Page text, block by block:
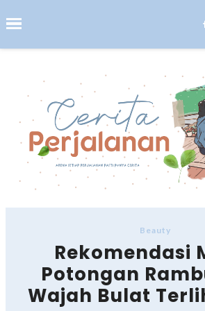
Beauty
Rekomendasi
Potongan
Wajah Bulat